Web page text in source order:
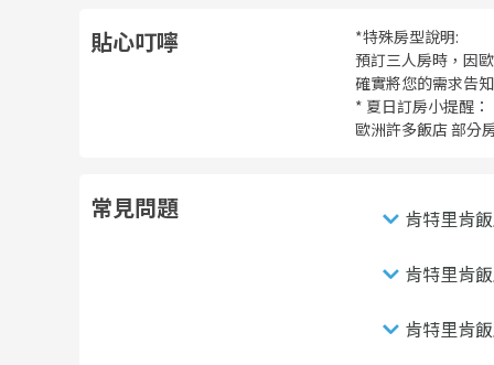
貼心叮嚀
*特殊房型說明:
預訂三人房時，因
確實將您的需求告
* 夏日訂房小提醒：
歐洲許多飯店 部分
常見問題 肯特里肯
肯特里肯
肯特里肯